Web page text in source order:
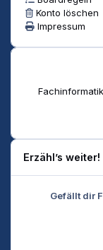
Konto löschen
Impressum
Erzähl’s weiter!
Gefällt dir